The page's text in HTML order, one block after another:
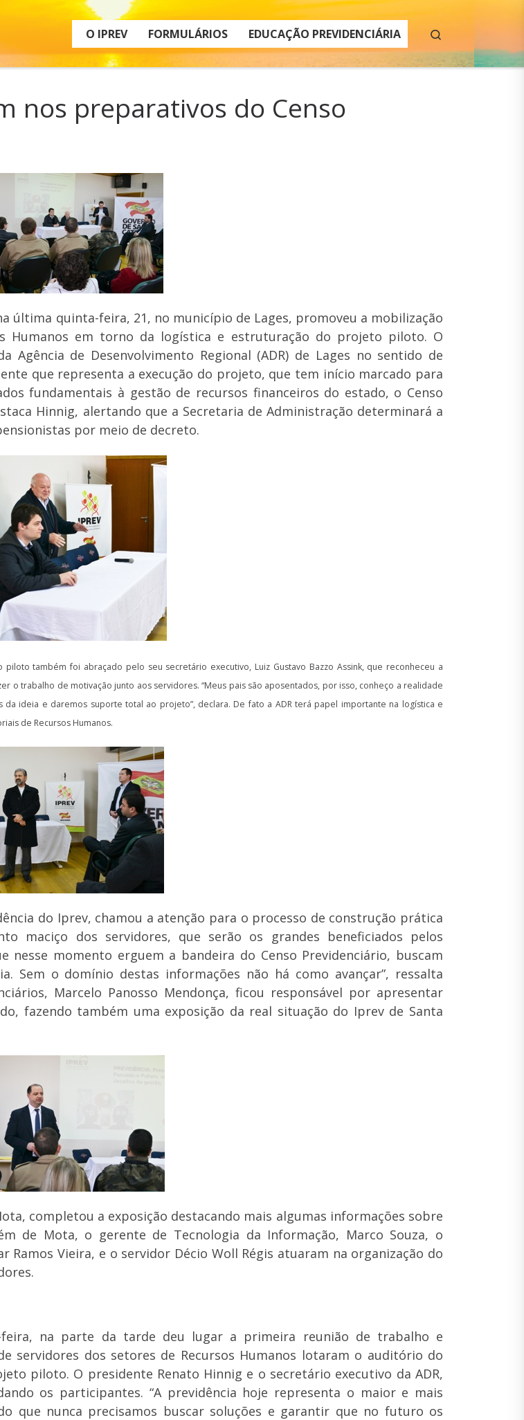
O IPREV FORMULÁRIOS EDUCAÇÃO PREVIDENCIÁRIA
nos preparativos do Censo
última quinta-feira, 21, no município de Lages, promoveu a mobilização
Humanos em torno da logística e estruturação do projeto piloto. O
de Desenvolvimento Regional (ADR) de Lages no sentido de
que representa a execução do projeto, que tem início marcado para
fundamentais à gestão de recursos financeiros do estado, o Censo
Hinnig, alertando que a Secretaria de Administração determinará a
por meio de decreto.
também foi abraçado pelo seu secretário executivo, Luiz Gustavo Bazzo Assink, que reconheceu a
o trabalho de motivação junto aos servidores. “Meus pais são aposentados, por isso, conheço a realidade
ideia e daremos suporte total ao projeto”, declara. De fato a ADR terá papel importante na logística e
de Recursos Humanos.
do Iprev, chamou a atenção para o processo de construção prática
maciço dos servidores, que serão os grandes beneficiados pelos
momento erguem a bandeira do Censo Previdenciário, buscam
Sem o domínio destas informações não há como avançar”, ressalta
Marcelo Panosso Mendonça, ficou responsável por apresentar
fazendo também uma exposição da real situação do Iprev de Santa
completou a exposição destacando mais algumas informações sobre
de Mota, o gerente de Tecnologia da Informação, Marco Souza, o
Ramos Vieira, e o servidor Décio Woll Régis atuaram na organização do
na parte da tarde deu lugar a primeira reunião de trabalho e
servidores dos setores de Recursos Humanos lotaram o auditório do
piloto. O presidente Renato Hinnig e o secretário executivo da ADR,
os participantes. “A previdência hoje representa o maior e mais
que nunca precisamos buscar soluções e garantir que no futuro os